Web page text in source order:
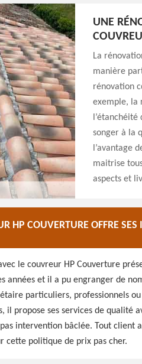
UNE
La
manière
rénovation
exemple, la
songer à la
l’avantage
maitrise
aspects et
HP COUVERTURE OFFRE
le couvreur HP Couverture
années et il a pu engranger de
particuliers, professionnels
il propose ses services de
intervention bâclée. Tout client
cette politique de prix pas cher.